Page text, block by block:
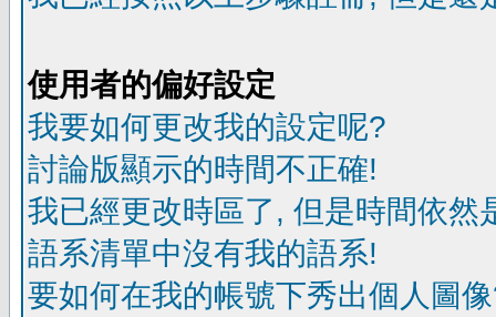
使用者的偏好設定
我要如何更改我的設定呢?
討論版顯示的時間不正確!
我已經更改時區了, 但是時間依然
語系清單中沒有我的語系!
要如何在我的帳號下秀出個人圖